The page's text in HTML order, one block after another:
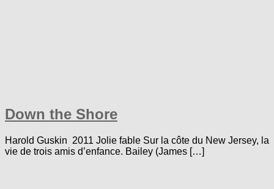
Down the Shore
Harold Guskin 2011 Jolie fable Sur la côte du New Jersey, la
vie de trois amis d’enfance. Bailey (James […]